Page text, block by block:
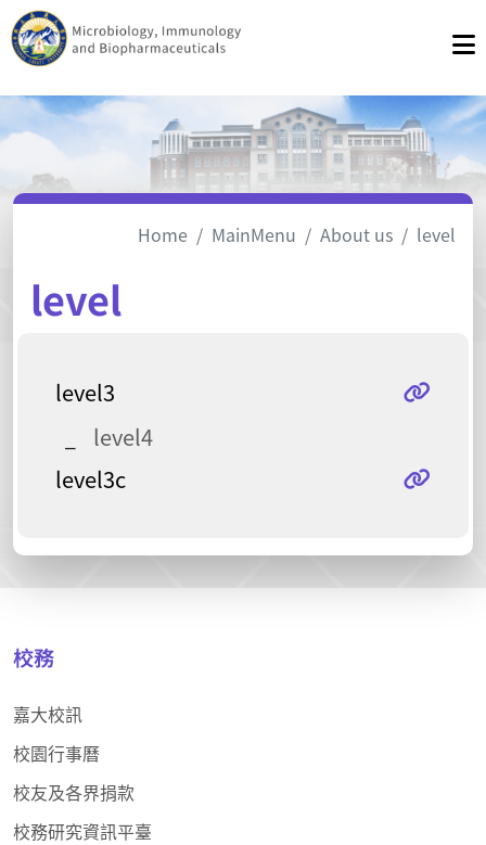
Home MainMenu About us level
level
level3
level4
level3c
校務
嘉大校訊
校園行事曆
校友及各界捐款
校務研究資訊平臺